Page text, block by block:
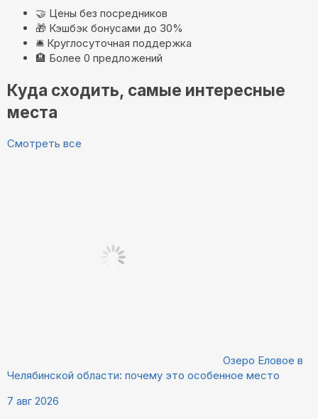
🤝 Цены без посредников
🎁 Кэшбэк бонусами до 30%
🛎️ Круглосуточная поддержка
🏨 Более 0 предложений
Куда сходить, самые интересные
места
Смотреть все
Озеро Еловое в
Челябинской области: почему это особенное место
7 авг 2026